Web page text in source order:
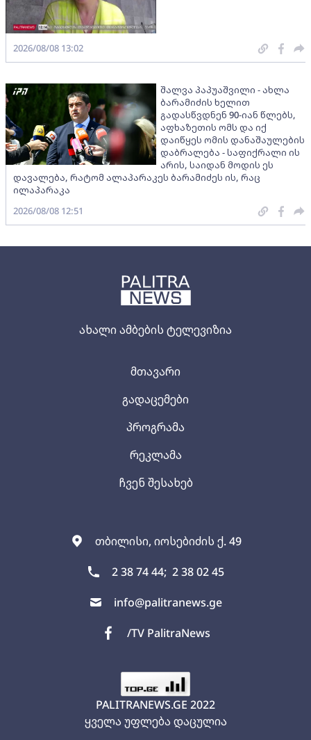
ახალი ამბების ტელევიზია
თბილისი, იოსებიძის ქ. 49
2 38 74 44; 2 38 02 45
info@palitranews.ge
/TV PalitraNews
მთავარი
გადაცემები
პროგრამა
რეკლამა
ჩვენ შესახებ
PALITRANEWS.GE 2022
ყველა უფლება დაცულია
2026/08/08 13:02
შალვა პაპუაშვილი - ახლა
ბარამიძის ხელით
გადასწვდნენ 90-იან წლებს,
აფხაზეთის ომს და იქ
დაიწყეს ომის დანაშაულების
დაბრალება - საფიქრალი ის
არის, საიდან მოდის ეს
დავალება, რატომ ალაპარაკეს ბარამიძეს ის, რაც
ილაპარაკა
2026/08/08 12:51